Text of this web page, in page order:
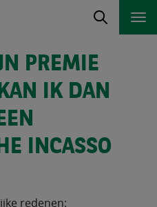
PREMIE
IK DAN
INCASSO
redenen: